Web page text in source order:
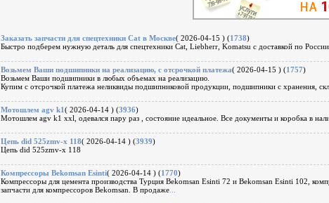
Заказать запчасти для спецтехники Cat в Москве( 2026-04-15 ) (1738)
Быстро подберем нужную деталь для спецтехники Cat, Liebherr, Komatsu с доставкой по
Возьмем Ваши подшипники на реализацию, с отсрочкой платежа( 2026-04-15 ) (1757)
Возьмем Ваши подшипники в любых объемах на реализацию.
Купим с отсрочкой платежа неликвиды подшипниковой продукции, подшипники с хранения,
Мотошлем agv k1( 2026-04-14 ) (3936)
Мотошлем agv k1 xxl, одевался пару раз , состояние идеальное. Все документы и коробка в
Цепь did 525zmv-x 118( 2026-04-14 ) (3939)
Цепь did 525zmv-x 118
Компрессоры Bekomsan Esinti( 2026-04-14 ) (1770)
Компрессоры для цемента производства Турция Bekomsan Esinti 72 и Bekomsan Esinti 102,
запчасти для компрессоров Bekomsan. В продаже